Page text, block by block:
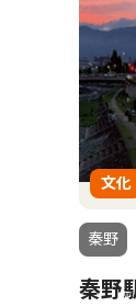
文化
秦野
秦野